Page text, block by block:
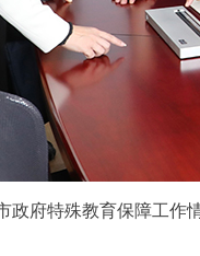
政府特殊教育保障工作